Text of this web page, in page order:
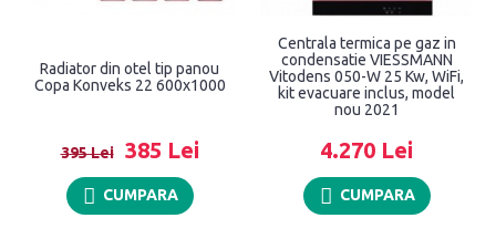
Radiator din otel tip panou
Copa Konveks 22 600x1000
395 Lei 385 Lei
CUMPARA
Centrala termica pe gaz in
condensatie VIESSMANN
Vitodens 050-W 25 Kw, WiFi,
kit evacuare inclus, model
nou 2021
4.270 Lei
CUMPARA